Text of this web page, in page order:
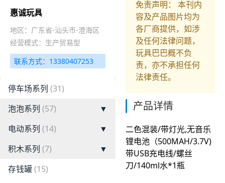
惠诚玩具
地区：广东省-汕头市-澄海区
经营模式：生产贸易型
联系方式：13380407253
停车场系列 (31)
泡泡系列 (57)
▼
电动系列 (14)
▼
积木系列 (7)
▼
存钱罐(15)
免责声明： 本刊内
容及产品图片均为
各厂商提供，如涉
及任何法律问题，
玩具巴巴概不负
责，亦不承担任何
法律责任。
产品详情
二色混装/带灯光,无音乐
锂电池（500MAH/3.7V)
带USB充电线/螺丝
刀/140ml水*1瓶